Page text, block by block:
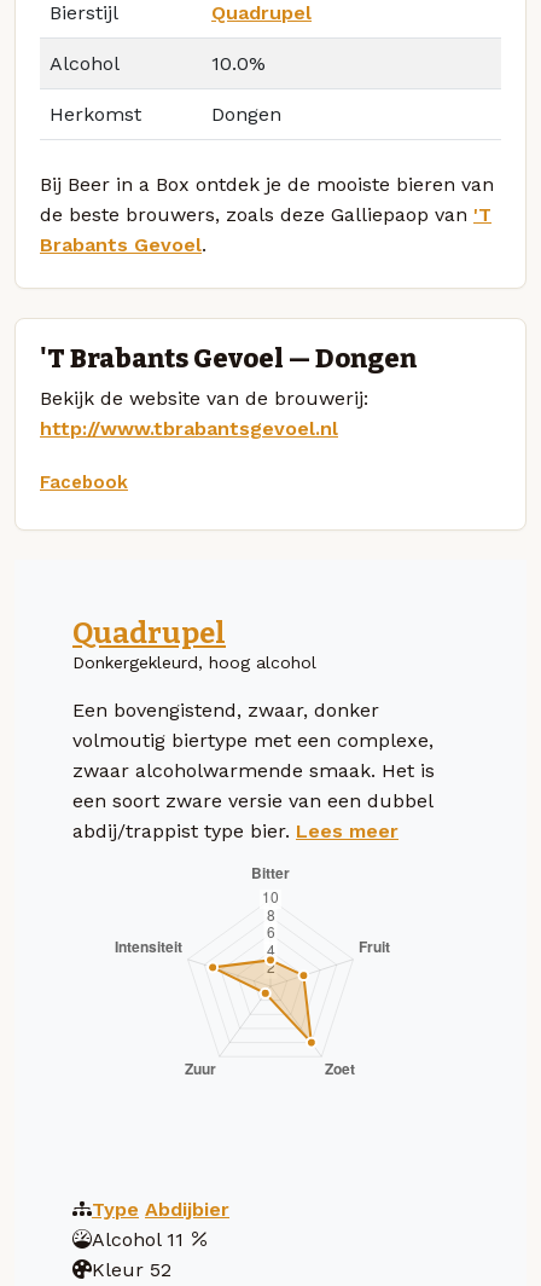
Bierstijl Quadrupel
Alcohol 10.0%
Herkomst Dongen
Bij Beer in a Box ontdek je de mooiste bieren van
de beste brouwers, zoals deze Galliepaop van 'T
Brabants Gevoel.
'T Brabants Gevoel — Dongen
Bekijk de website van de brouwerij:
http://www.tbrabantsgevoel.nl
Facebook
Quadrupel
Donkergekleurd, hoog alcohol
Een bovengistend, zwaar, donker
volmoutig biertype met een complexe,
zwaar alcoholwarmende smaak. Het is
een soort zware versie van een dubbel
abdij/trappist type bier. Lees meer
Type Abdijbier
Alcohol 11
Kleur 52